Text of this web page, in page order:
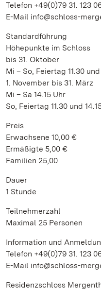
Telefon +49(0)79 31. 123
E-Mail info@schloss-
Standardführung
Höhepunkte im Schloss
bis 31. Oktober
Mi – So, Feiertag 11.30 und
1. November bis 31. März
Mi – Sa 14.15 Uhr
So, Feiertag 11.30 und
Preis
Erwachsene 10,00 €
Ermäßigte 5,00 €
Familien 25,00
Dauer
1 Stunde
Teilnehmerzahl
Maximal 25 Personen
Information und
Telefon +49(0)79 31. 123
E-Mail info@schloss-
Residenzschloss